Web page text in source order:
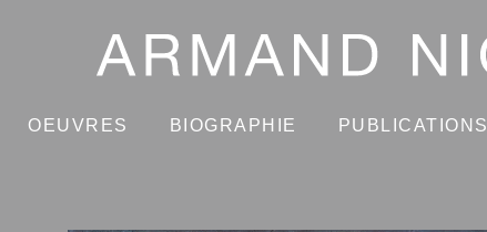
OEUVRES BIOGRAPHIE PUBLICATIONS